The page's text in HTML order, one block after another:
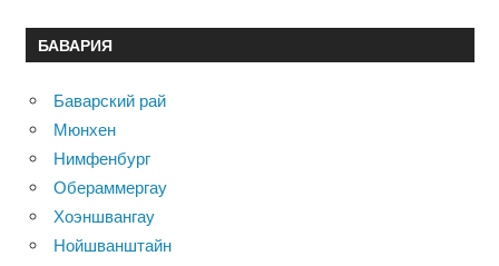
БАВАРИЯ
Баварский рай
Мюнхен
Нимфенбург
Обераммергау
Хоэншвангау
Нойшванштайн